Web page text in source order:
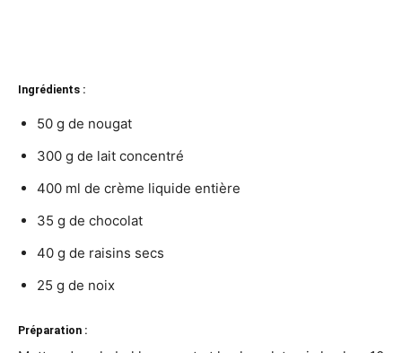
Ingrédients :
50 g de nougat
300 g de lait concentré
400 ml de crème liquide entière
35 g de chocolat
40 g de raisins secs
25 g de noix
Préparation :